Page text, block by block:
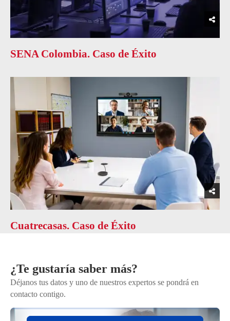
SENA Colombia. Caso de Éxito
Cuatrecasas. Caso de Éxito
¿Te gustaría saber más?
Déjanos tus datos y uno de nuestros expertos se pondrá en
contacto contigo.